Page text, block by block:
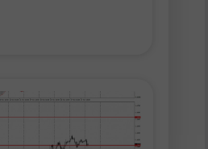
Demo hisob
ochish